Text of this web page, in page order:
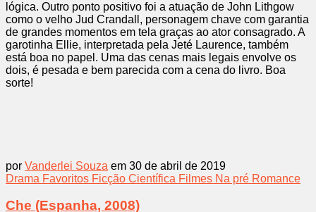
lógica. Outro ponto positivo foi a atuação de John Lithgow
como o velho Jud Crandall, personagem chave com garantia
de grandes momentos em tela graças ao ator consagrado. A
garotinha Ellie, interpretada pela Jeté Laurence, também
está boa no papel. Uma das cenas mais legais envolve os
dois, é pesada e bem parecida com a cena do livro. Boa
sorte!
por Vanderlei Souza em 30 de abril de 2019
Drama Favoritos Ficção Científica Filmes Na pré Romance
Che (Espanha, 2008)